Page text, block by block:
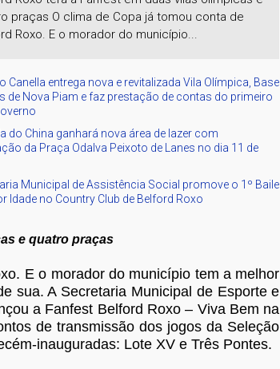
praças O clima de Copa já tomou conta de
Roxo. E o morador do município...
Canella entrega nova e revitalizada Vila Olímpica, Base
de Nova Piam e faz prestação de contas do primeiro
do China ganhará nova área de lazer com
da Praça Odalva Peixoto de Lanes no dia 11 de
Municipal de Assistência Social promove o 1º Baile
Idade no Country Club de Belford Roxo
e quatro praças
E o morador do município tem a melhor
sua. A Secretaria Municipal de Esporte e
a Fanfest Belford Roxo – Viva Bem na
de transmissão dos jogos da Seleção
inauguradas: Lote XV e Três Pontes.